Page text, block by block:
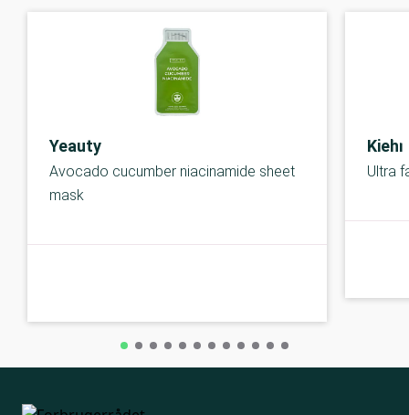
Yeauty
Avocado cucumber niacinamide sheet
mask
Ultra
C-kolbe